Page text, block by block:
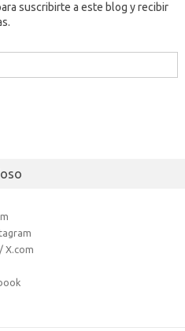
suscribirte a este blog y recibir
X.com